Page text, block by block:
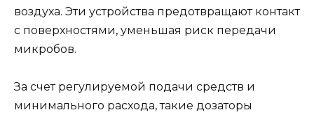
воздуха. Эти устройства предотвращают контакт
с поверхностями, уменьшая риск передачи
микробов.
За счет регулируемой подачи средств и
минимального расхода, такие дозаторы